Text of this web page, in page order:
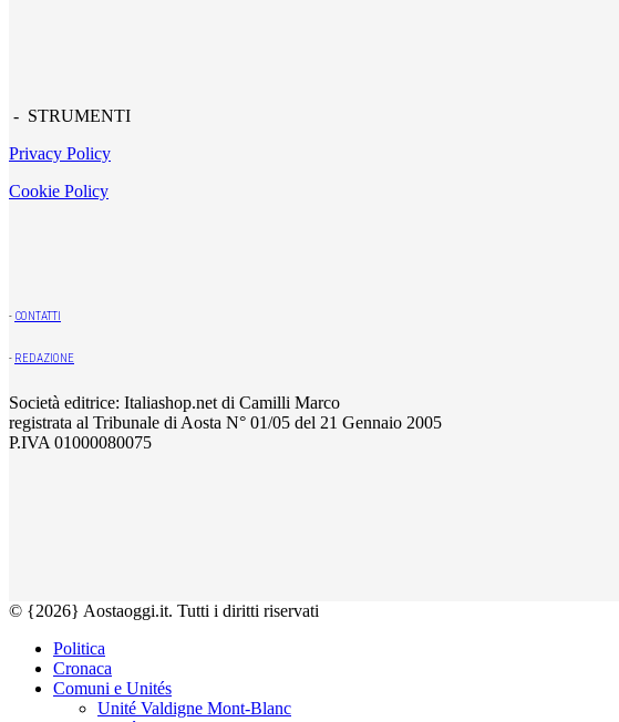
- STRUMENTI
Privacy Policy
Cookie Policy
- CONTATTI
- REDAZIONE
Società editrice: Italiashop.net di Camilli Marco
registrata al Tribunale di Aosta N° 01/05 del 21 Gennaio 2005
P.IVA 01000080075
© {2026} Aostaoggi.it. Tutti i diritti riservati
Politica
Cronaca
Comuni e Unités
Unité Valdigne Mont-Blanc